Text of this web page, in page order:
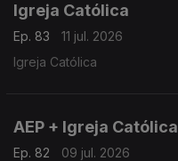
Igreja Católica
Ep. 83
11 jul. 2026
Igreja Católica
AEP + Igreja Católica
Ep. 82
09 jul. 2026